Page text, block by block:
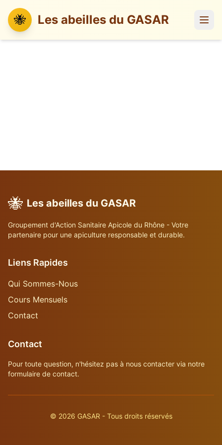
🐝 Les abeilles du GASAR
🐝 Les abeilles du GASAR
Groupement d'Action Sanitaire Apicole du Rhône - Votre
partenaire pour une apiculture responsable et durable.
Liens Rapides
Qui Sommes-Nous
Cours Mensuels
Contact
Contact
Pour toute question, n'hésitez pas à nous contacter via notre
formulaire de contact.
© 2026 GASAR - Tous droits réservés